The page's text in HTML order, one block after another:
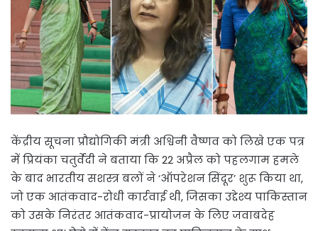
केंद्रीय सूचना प्रौद्योगिकी मंत्री अश्विनी वैष्णव को लिखे एक पत्र
में प्रियंका चतुर्वेदी ने बताया कि 22 अप्रैल को पहलगाम हमले
के बाद भारतीय सशस्त्र बलों ने ‘ऑपरेशन सिंदूर’ शुरू किया था,
जो एक आतंकवाद-रोधी कार्रवाई थी, जिसका उद्देश्य पाकिस्तान
को उसके निरंतर आतंकवाद-प्रायोजन के लिए जवाबदेह